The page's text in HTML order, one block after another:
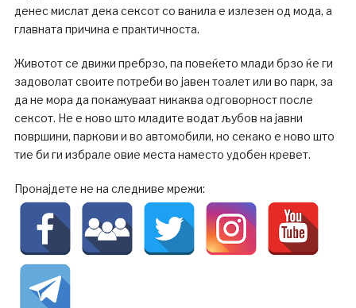
денес мислат дека сексот со ванила е излезен од мода, а
главната причина е практичноста.
Животот се движи пребрзо, па повеќето млади брзо ќе ги
задоволат своите потреби во јавен тоалет или во парк, за
да не мора да покажуваат никаква одговорност после
сексот. Не е ново што младите водат љубов на јавни
површини, паркови и во автомобили, но секако е ново што
тие би ги избрале овие места наместо удобен кревет.
Пронајдете не на следниве мрежи: